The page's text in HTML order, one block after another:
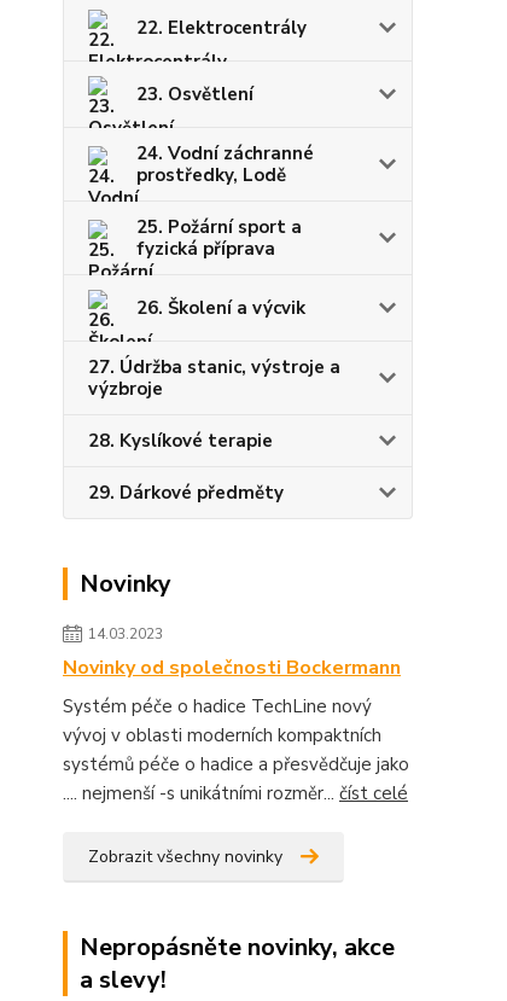
22. Elektrocentrály
23. Osvětlení
24. Vodní záchranné
prostředky, Lodě
25. Požární sport a
fyzická příprava
26. Školení a výcvik
27. Údržba stanic, výstroje a
výzbroje
28. Kyslíkové terapie
29. Dárkové předměty
Novinky
14.03.2023
Novinky od společnosti Bockermann
Systém péče o hadice TechLine nový
vývoj v oblasti moderních kompaktních
systémů péče o hadice a přesvědčuje jako
.... nejmenší -s unikátními rozměr... číst celé
Zobrazit všechny novinky
Nepropásněte novinky, akce
a slevy!